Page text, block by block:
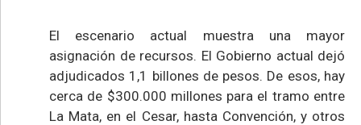
El escenario actual muestra una mayor
asignación de recursos. El Gobierno actual dejó
adjudicados 1,1 billones de pesos. De esos, hay
cerca de $300.000 millones para el tramo entre
La Mata, en el Cesar, hasta Convención, y otros